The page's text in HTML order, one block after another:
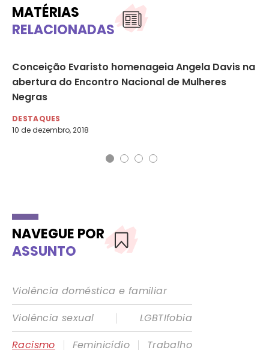
MATÉRIAS
RELACIONADAS
Conceição Evaristo homenageia Angela Davis na
abertura do Encontro Nacional de Mulheres
Negras
DESTAQUES
10 de dezembro, 2018
NAVEGUE POR
ASSUNTO
Violência doméstica e familiar
Violência sexual
|
LGBTIfobia
Racismo
| Feminicídio |
Trabalho